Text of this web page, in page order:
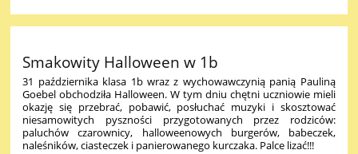
Smakowity Halloween w 1b
31 października klasa 1b wraz z wychowawczynią panią Pauliną
Goebel obchodziła Halloween. W tym dniu chętni uczniowie mieli
okazję się przebrać, pobawić, posłuchać muzyki i skosztować
niesamowitych pyszności przygotowanych przez rodziców:
paluchów czarownicy, halloweenowych burgerów, babeczek,
naleśników, ciasteczek i panierowanego kurczaka. Palce lizać!!!